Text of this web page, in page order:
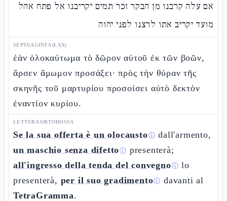
אם עלה קרבנו מן הבקר זכר תמים יקריבנו אל פתח אהל
מועד יקריב אתו לרצנו לפני יהוה
SEPTUAGINTA (LXX)
ἐὰν ὁλοκαύτωμα τὸ δῶρον αὐτοῦ ἐκ τῶν βοῶν,
ἄρσεν ἄμωμον προσάξει· πρὸς τὴν θύραν τῆς
σκηνῆς τοῦ μαρτυρίου προσοίσει αὐτὸ δεκτὸν
ἐναντίον κυρίου.
LETTURA ORTODOSSA
Se la sua offerta è un olocaustoⓘ dall'armento,
un maschio senza difettoⓘ presenterà;
all'ingresso della tenda del convegnoⓘ lo
presenterà, per il suo gradimentoⓘ davanti al
TetraGramma.